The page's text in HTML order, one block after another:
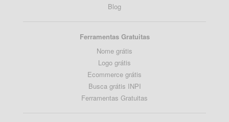
Blog
Ferramentas Gratuitas
Nome grátis
Logo grátis
Ecommerce grátis
Busca grátis INPI
Ferramentas Gratuitas